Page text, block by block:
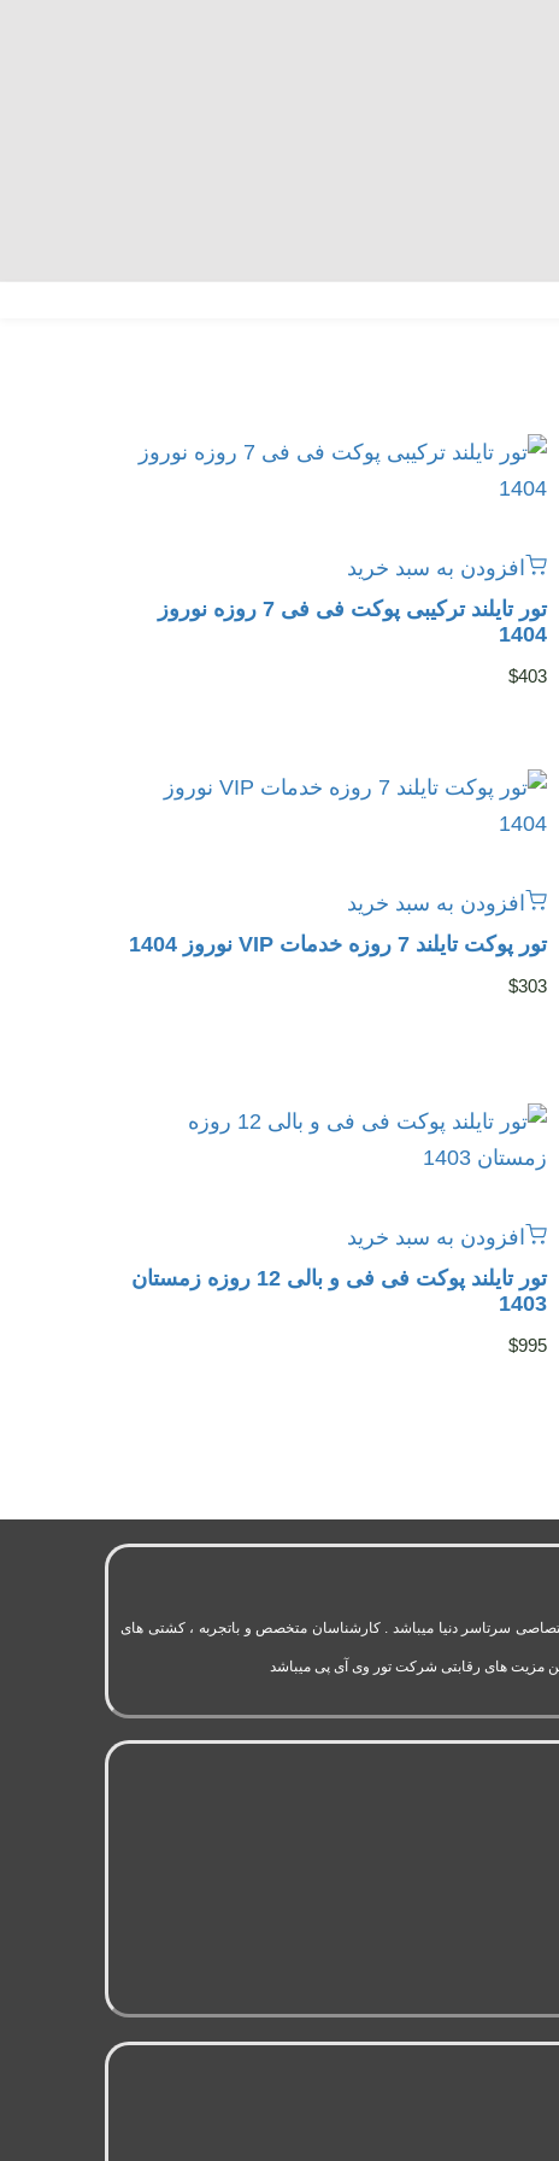
افزودن به سبد خرید
تور تایلند ترکیبی پوکت فی فی 7 روزه نوروز
1404
$403
افزودن به سبد خرید
تور پوکت تایلند 7 روزه خدمات VIP نوروز 1404
$303
افزودن به سبد خرید
تور تایلند پوکت فی فی و بالی 12 روزه زمستان
1403
$995
به 11 سال سابقه فعالیت در حوزه گردشگری و تورهای اختصاصی سرتاسر دنیا میباشد . کارشناسان متخصص و باتجربه ، کشتی های
مزیت های رقابتی شرکت تور وی آی پی میباشد